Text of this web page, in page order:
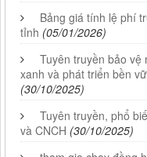
Bảng giá tính lệ phí
tỉnh (05/01/2026)
Tuyên truyền bảo
xanh và phát triển bền
(30/10/2025)
Tuyên truyền, phổ
và CNCH (30/10/2025)